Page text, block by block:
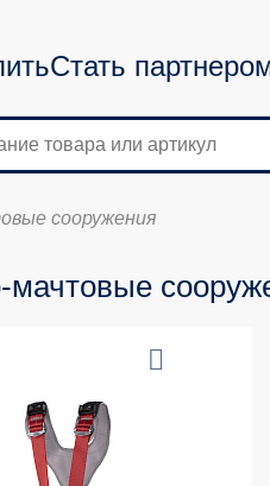
Стать
сооружения
мачтовые